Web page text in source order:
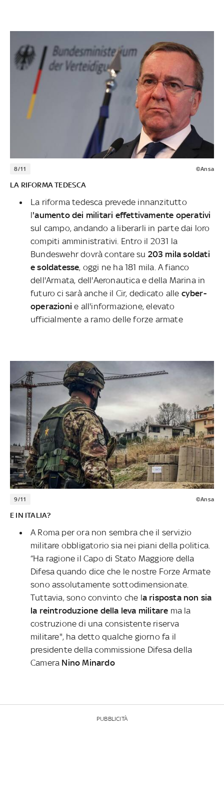
8/11 ©Ansa
LA RIFORMA TEDESCA
La riforma tedesca prevede innanzitutto
l'aumento dei militari effettivamente operativi
sul campo, andando a liberarli in parte dai loro
compiti amministrativi. Entro il 2031 la
Bundeswehr dovrà contare su 203 mila soldati
e soldatesse, oggi ne ha 181 mila. A fianco
dell'Armata, dell'Aeronautica e della Marina in
futuro ci sarà anche il Cir, dedicato alle cyber-
operazioni e all'informazione, elevato
ufficialmente a ramo delle forze armate
9/11 ©Ansa
E IN ITALIA?
A Roma per ora non sembra che il servizio
militare obbligatorio sia nei piani della politica.
“Ha ragione il Capo di Stato Maggiore della
Difesa quando dice che le nostre Forze Armate
sono assolutamente sottodimensionate.
Tuttavia, sono convinto che la risposta non sia
la reintroduzione della leva militare ma la
costruzione di una consistente riserva
militare", ha detto qualche giorno fa il
presidente della commissione Difesa della
Camera Nino Minardo
PUBBLICITÀ